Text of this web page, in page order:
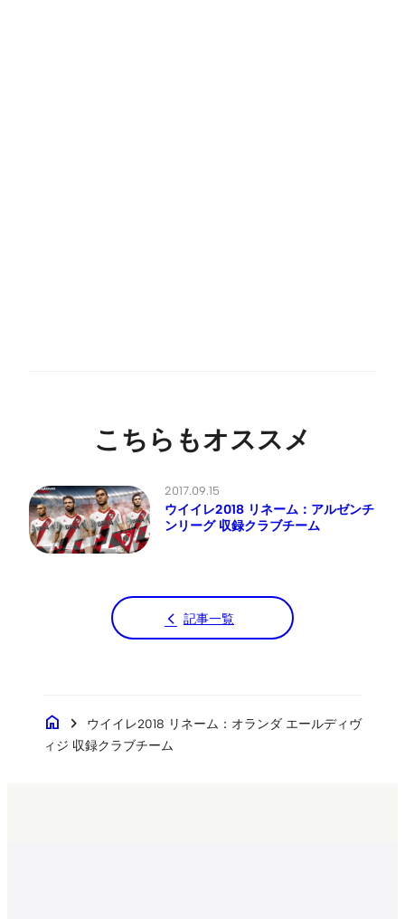
こちらもオススメ
2017.09.15
ウイイレ2018 リネーム：アルゼンチ
ンリーグ 収録クラブチーム
記事一覧
home chevron_right
ウイイレ2018 リネーム：オランダ エールディヴ
ィジ 収録クラブチーム